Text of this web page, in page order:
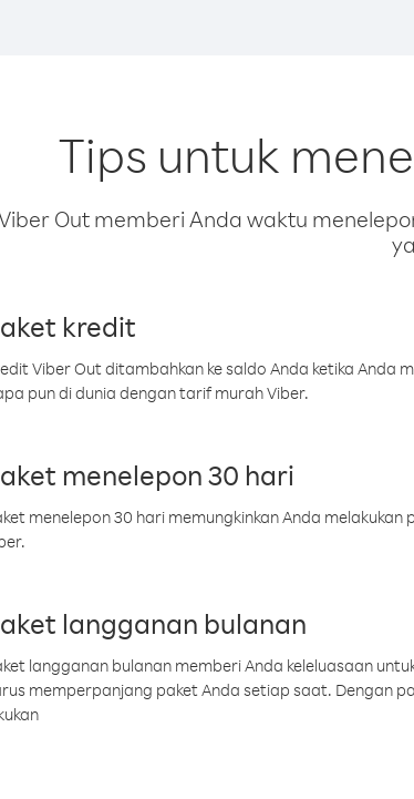
Tips untuk
Out memberi Anda waktu
kredit
Viber Out ditambahkan ke saldo Anda ketika Anda
pun di dunia dengan tarif murah Viber.
menelepon 30 hari
menelepon 30 hari memungkinkan Anda
langganan bulanan
langganan bulanan memberi Anda keleluasaan
memperpanjang paket Anda setiap saat. Dengan